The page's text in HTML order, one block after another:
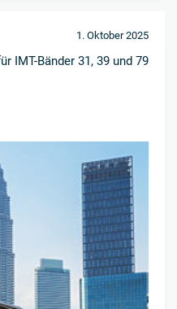
1. Oktober 2025
IMT-Bänder 31, 39 und 79